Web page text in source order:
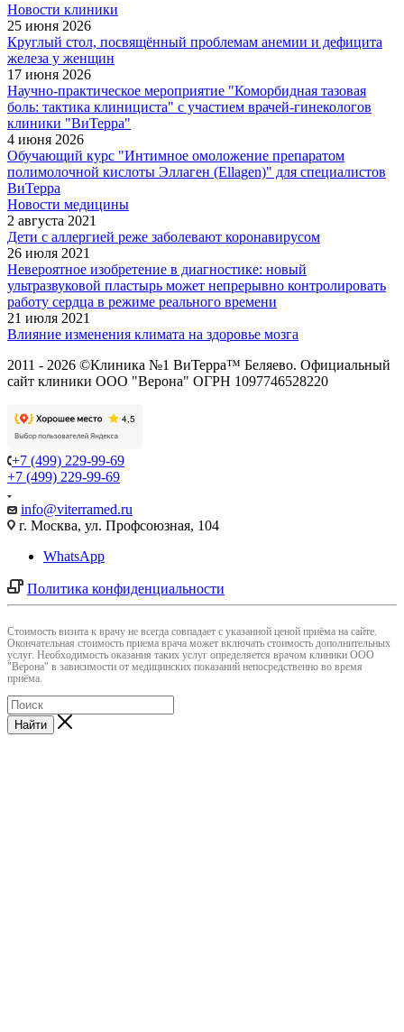
Новости клиники
25 июня 2026
Круглый стол, посвящённый проблемам анемии и дефицита
железа у женщин
17 июня 2026
Научно-практическое мероприятие "Коморбидная тазовая
боль: тактика клинициста" с участием врачей-гинекологов
клиники "ВиТерра"
4 июня 2026
Обучающий курс "Интимное омоложение препаратом
полимолочной кислоты Эллаген (Ellagen)" для специалистов
ВиТерра
Новости медицины
2 августа 2021
Дети с аллергией реже заболевают коронавирусом
26 июля 2021
Невероятное изобретение в диагностике: новый
ультразвуковой пластырь может непрерывно контролировать
работу сердца в режиме реального времени
21 июля 2021
Влияние изменения климата на здоровье мозга
2011 - 2026 ©Клиника №1 ВиТерра™ Беляево. Официальный
сайт клиники ООО "Верона" ОГРН 1097746528220
+7 (499) 229-99-69
+7 (499) 229-99-69
info@viterramed.ru
г. Москва, ул. Профсоюзная, 104
WhatsApp
Политика конфиденциальности
Cтоимость визита к врачу не всегда совпадает с указанной ценой приёма на сайте.
Окончательная стоимость приема врача может включать стоимость дополнительных
услуг. Необходимость оказания таких услуг определяется врачом клиники ООО
"Верона" в зависимости от медицинских показаний непосредственно во время
приёма.
Найти